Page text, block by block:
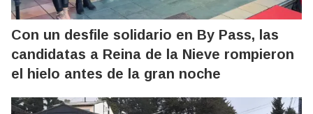
Con un desfile solidario en By Pass, las
candidatas a Reina de la Nieve rompieron
el hielo antes de la gran noche